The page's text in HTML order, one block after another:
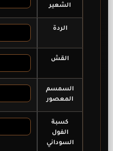
الشعير
الردة
القش
السمسم
المعصور
كسبة
الفول
السوداني